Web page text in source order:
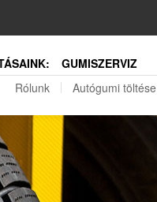
GUMISZERVIZ
Rólunk
Autógumi